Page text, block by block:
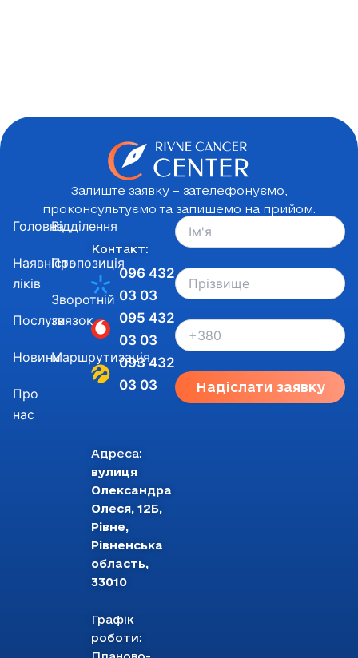
Залиште заявку – зателефонуємо,
проконсультуємо та запишемо на прийом.
Адреса:
вулиця
Олександра
Олеся, 12Б,
Рівне,
Рівненська
область,
33010
Графік
роботи:
Контакт:
096 432
03 03
095 432
03 03
093 432
03 03
Головна
Наявність
ліків
Послуги
Новини
Про
нас
Відділення
Пропозиція
Зворотній
звязок
Маршрутизація
Надіслати заявку